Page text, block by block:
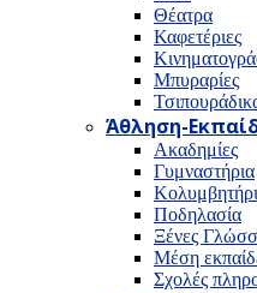
Θέατρα
Καφετέριες
Μπυραρίες
Άθληση-
Ακαδημίες
Γυμναστήρια
Ποδηλασία
Ξένες
Μέση
Σχολές